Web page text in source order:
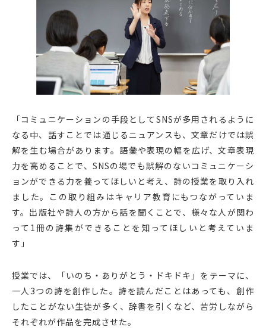
「コミュニケーションの手段としてSNSが多用されるように
なる中、話すことでは通じるニュアンスも、文章だけでは誤
解を生む場合があります。語彙や表現の幅を広げ、文章表現
力を高めることで、SNSの場でも誤解のないコミュニケーシ
ョンができる力を養ってほしいと考え、詩の授業を取り入れ
ました。この取り組みはキャリア教育にもつながっていま
す。出版社や詩人の方から話を聞くことで、様々な人が関わ
って1冊の詩集ができることを知ってほしいと考えていま
す」
授業では、「いのち・ありがとう・ドキドキ」をテーマに、
一人3つの詩を創作した。詩を読んだことはあっても、創作
したことがない生徒が多く、辞書を引くなど、苦労しながら
それぞれが作品を完成させた。